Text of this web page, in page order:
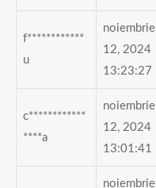
f************
u
noiembrie
12, 2024
13:23:27
c************
****a
noiembrie
12, 2024
13:01:41
noiembrie